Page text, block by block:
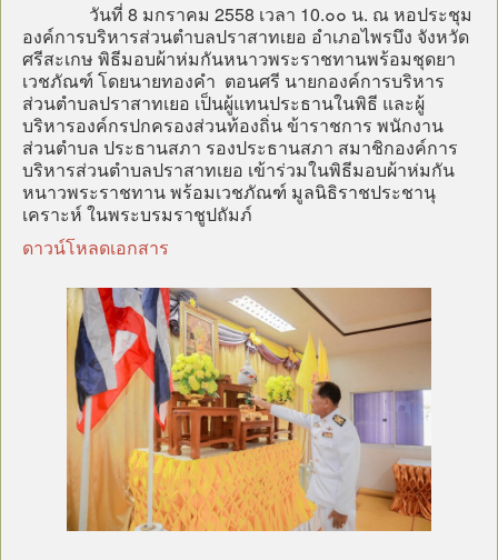
มาตรการป้องกันการทุจริต
หน่วยตรวจสอบภายใน
ศูนย์บริการร่วม (Oss)
แบบประเมินความพึงพอใจ
กระดานถาม-ตอบ
ITA
วันที่ 8 มกราคม 2558 เวลา 10.๐๐ น. ณ หอประชุม
องค์การบริหารส่วนตำบลปราสาทเยอ อำเภอไพรบึง จังหวัด
ศรีสะเกษ พิธีมอบผ้าห่มกันหนาวพระราชทานพร้อมชุดยา
เวชภัณฑ์ โดยนายทองคำ ตอนศรี นายกองค์การบริหาร
ส่วนตำบลปราสาทเยอ เป็นผู้แทนประธานในพิธี และผู้
บริหารองค์กรปกครองส่วนท้องถิ่น ข้าราชการ พนักงาน
ส่วนตำบล ประธานสภา รองประธานสภา สมาชิกองค์การ
บริหารส่วนตำบลปราสาทเยอ เข้าร่วมในพิธีมอบผ้าห่มกัน
หนาวพระราชทาน พร้อมเวชภัณฑ์ มูลนิธิราชประชานุ
เคราะห์ ในพระบรมราชูปถัมภ์
ดาวน์โหลดเอกสาร